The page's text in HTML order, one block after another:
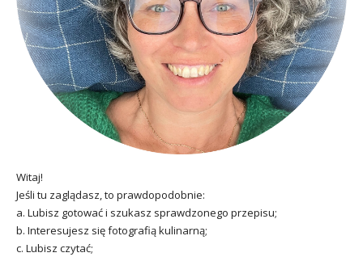
Witaj!
Jeśli tu zaglądasz, to prawdopodobnie:
a. Lubisz gotować i szukasz sprawdzonego przepisu;
b. Interesujesz się fotografią kulinarną;
c. Lubisz czytać;